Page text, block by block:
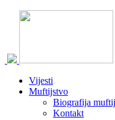
Vijesti
Muftijstvo
Biografija
Kontakt